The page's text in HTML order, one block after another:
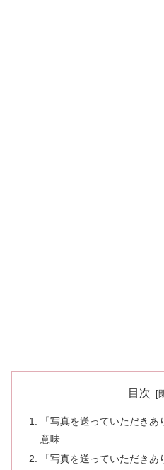
目次
「写真を送っていただき
意味
「写真を送っていただき